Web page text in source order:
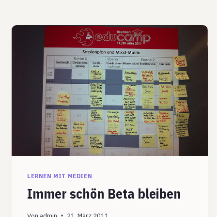
LERNEN MIT MEDIEN
Immer schön Beta bleiben